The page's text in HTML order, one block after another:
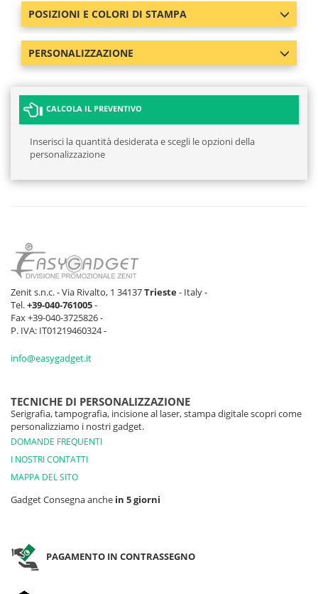
POSIZIONI E COLORI DI STAMPA
PERSONALIZZAZIONE
CALCOLA IL PREVENTIVO
Inserisci la quantità desiderata e scegli le opzioni della
personalizzazione
Zenit s.n.c. - Via Rivalto, 1 34137Trieste- Italy -
Tel.+39-040-761005-
Fax +39-040-3725826 -
P. IVA: IT01219460324 -
info@easygadget.it
TECNICHE DI PERSONALIZZAZIONE
Serigrafia, tampografia, incisione al laser, stampa digitale scopri come
personalizziamo i nostri gadget.
DOMANDE FREQUENTI
I NOSTRI CONTATTI
MAPPA DEL SITO
Gadget Consegna anche in 5 giorni
PAGAMENTO IN CONTRASSEGNO